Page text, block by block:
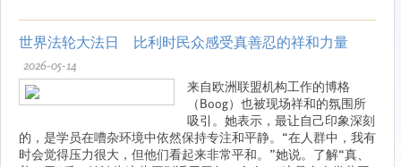
世界法轮大法日 比利时民众感受真善忍的祥和力量
2026-05-14
来自欧洲联盟机构工作的博格
（Boog）也被现场祥和的氛围所
吸引。她表示，最让自己印象深刻
的，是学员在嘈杂环境中依然保持专注和平静。“在人群中，我有
时会觉得压力很大，但他们看起来非常平和。”她说。了解“真、